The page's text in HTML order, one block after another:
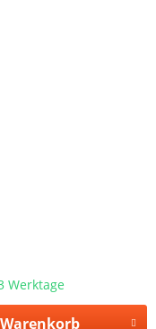
Werktage
Warenkorb